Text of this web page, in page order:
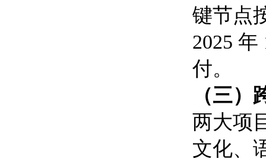
键节点
2025
付。
（三
两大项
文化、